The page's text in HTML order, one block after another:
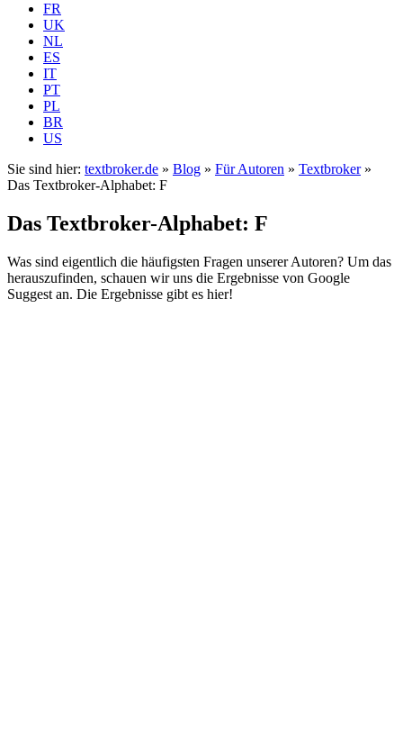
FR
UK
NL
ES
IT
PT
PL
BR
US
Sie sind hier: textbroker.de » Blog » Für Autoren » Textbroker»
Das Textbroker-Alphabet: F
Das Textbroker-Alphabet: F
Was sind eigentlich die häufigsten Fragen unserer Autoren? Um das
herauszufinden, schauen wir uns die Ergebnisse von Google
Suggest an. Die Ergebnisse gibt es hier!